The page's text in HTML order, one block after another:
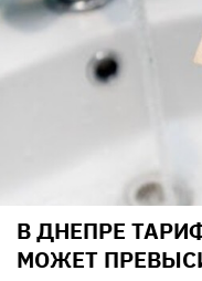
В ДНЕПРЕ
МОЖЕТ